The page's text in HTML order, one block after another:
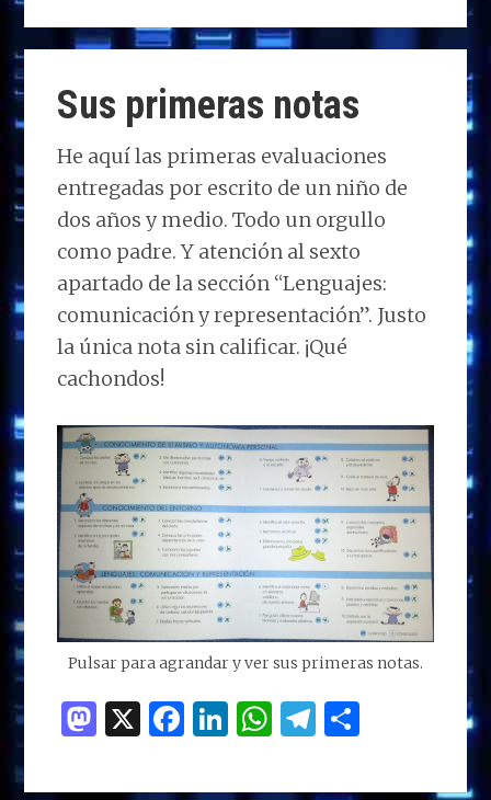
to
d
o
n
ce
b
o
o
k
k
e
dI
n
at
s
A
p
p
e
g
ra
m
m
p
r
Sus primeras notas
He aquí las primeras evaluaciones
entregadas por escrito de un niño de
dos años y medio. Todo un orgullo
como padre. Y atención al sexto
apartado de la sección “Lenguajes:
comunicación y representación”. Justo
la única nota sin calificar. ¡Qué
cachondos!
Pulsar para agrandar y ver sus primeras notas.
M
to
X F
ce
Li
k
W
at
T
e m